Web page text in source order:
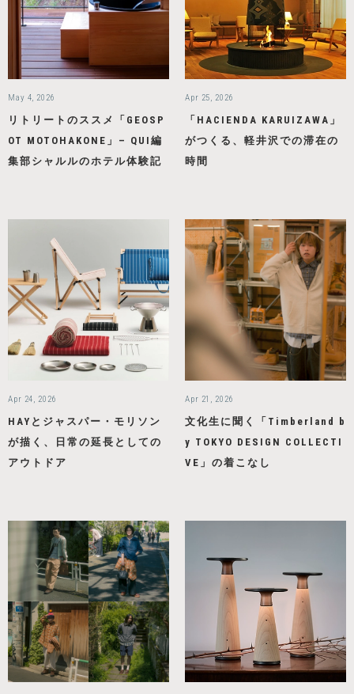
May 4, 2026
リトリートのススメ「GEOSP
OT MOTOHAKONE」– QUI編
集部シャルルのホテル体験記
Apr 25, 2026
「HACIENDA KARUIZAWA」
がつくる、軽井沢での滞在の
時間
Apr 24, 2026
HAYとジャスパー・モリソン
が描く、日常の延長としての
アウトドア
Apr 21, 2026
文化生に聞く「Timberland b
y TOKYO DESIGN COLLECTI
VE」の着こなし